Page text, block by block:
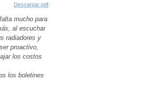
Descargar pdf
mucho para
al escuchar
radiadores y
proactivo,
los costos
los boletines